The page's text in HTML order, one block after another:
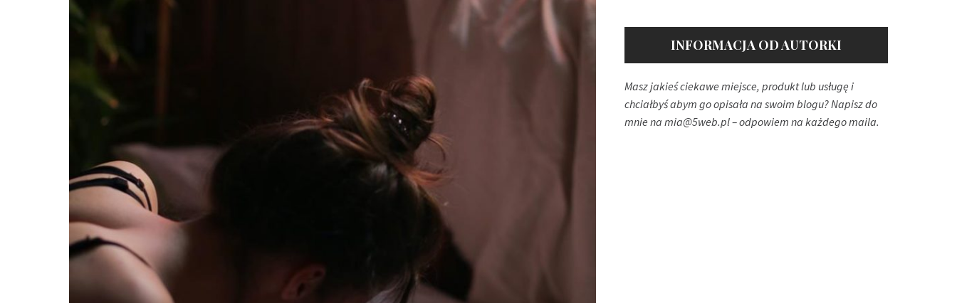
INFORMACJA OD AUTORKI
Masz jakieś ciekawe miejsce, produkt lub usługę i
chciałbyś abym go opisała na swoim blogu? Napisz do
mnie na mia@5web.pl– odpowiem na każdego maila.